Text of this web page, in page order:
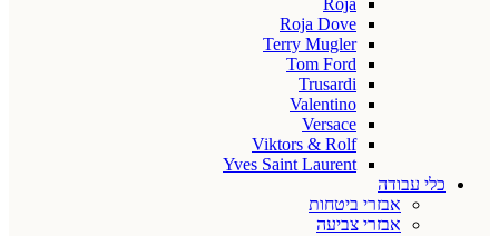
Roja
Roja Dove
Terry Mugler
Tom Ford
Trusardi
Valentino
Versace
Viktors & Rolf
Yves Saint Laurent
כלי עבודה
אבזרי ביטחות
אבזרי צביעה